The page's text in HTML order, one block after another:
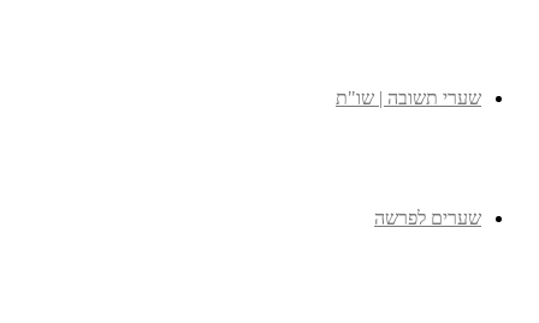
שערי תשובה | שו"ת
שערים לפרשה